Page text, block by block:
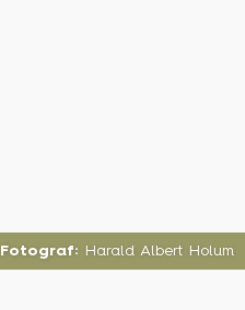
Fotograf: Harald Albert Holum